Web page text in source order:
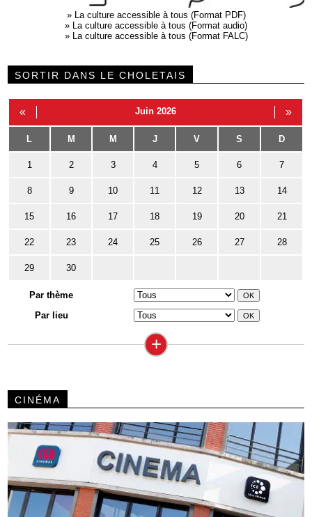
»
La culture accessible à tous (Format PDF)
»
La culture accessible à tous (Format audio)
»
La culture accessible à tous (Format FALC)
SORTIR DANS LE CHOLETAIS
« Juin 2026 »
L M M J V S D
1 2 3 4 5 6 7
8 9 10 11 12 13 14
15 16 17 18 19 20 21
22 23 24 25 26 27 28
29 30
Par thème
Par lieu
+
CINÉMA